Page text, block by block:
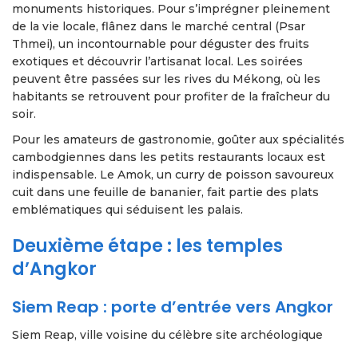
monuments historiques. Pour s’imprégner pleinement
de la vie locale, flânez dans le marché central (Psar
Thmei), un incontournable pour déguster des fruits
exotiques et découvrir l’artisanat local. Les soirées
peuvent être passées sur les rives du Mékong, où les
habitants se retrouvent pour profiter de la fraîcheur du
soir.
Pour les amateurs de gastronomie, goûter aux spécialités
cambodgiennes dans les petits restaurants locaux est
indispensable. Le Amok, un curry de poisson savoureux
cuit dans une feuille de bananier, fait partie des plats
emblématiques qui séduisent les palais.
Deuxième étape : les temples
d’Angkor
Siem Reap : porte d’entrée vers Angkor
Siem Reap, ville voisine du célèbre site archéologique